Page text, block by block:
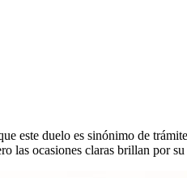
este duelo es sinónimo de
las ocasiones claras brillan por su